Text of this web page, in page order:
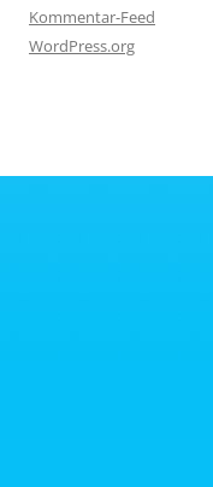
Kommentar-Feed
WordPress.org